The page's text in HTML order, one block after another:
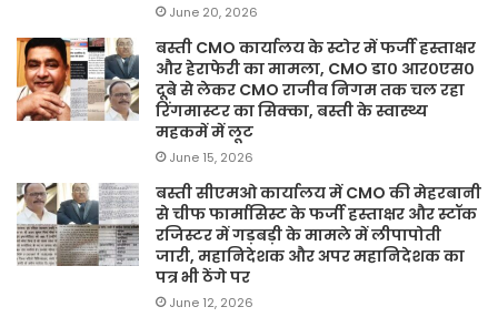
June 20, 2026
बस्ती CMO कार्यालय के स्टोर में फर्जी हस्ताक्षर
और हेराफेरी का मामला, CMO डा० आर०एस०
दूबे से लेकर CMO राजीव निगम तक चल रहा
रिंगमास्टर का सिक्का, बस्ती के स्वास्थ्य
महकमें में लूट
June 15, 2026
बस्ती सीएमओ कार्यालय में CMO की मेहरबानी
से चीफ फार्मासिस्ट के फर्जी हस्ताक्षर और स्टॉक
रजिस्टर में गड़बड़ी के मामले में लीपापोती
जारी, महानिदेशक और अपर महानिदेशक का
पत्र भी ठेंगे पर
June 12, 2026